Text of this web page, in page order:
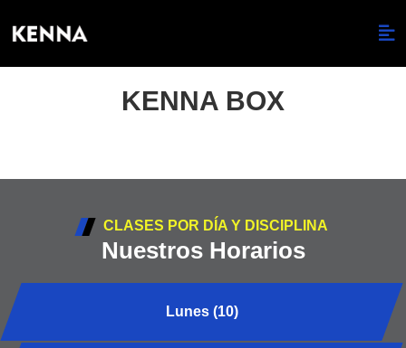
KENNA BOX
CLASES POR DÍA Y DISCIPLINA
Nuestros Horarios
Lunes (10)